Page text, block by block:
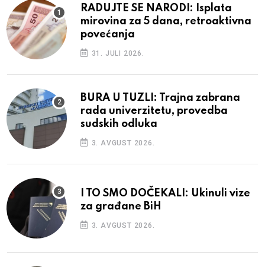
RADUJTE SE NARODI: Isplata
mirovina za 5 dana, retroaktivna
povećanja
31. JULI 2026.
BURA U TUZLI: Trajna zabrana
rada univerzitetu, provedba
sudskih odluka
3. AVGUST 2026.
I TO SMO DOČEKALI: Ukinuli vize
za građane BiH
3. AVGUST 2026.